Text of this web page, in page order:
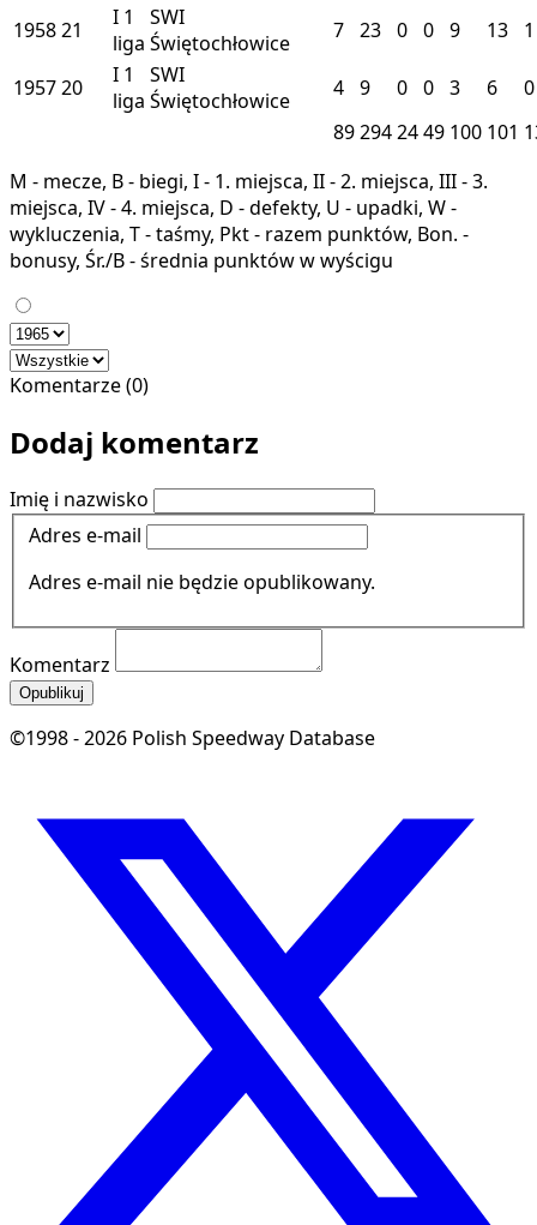
195821 I 1
liga
SWI
Świętochłowice
7 23 0 0 9 13 1
195720 I 1
liga
SWI
Świętochłowice
4 9 0 0 3 6
0
892942449 100 101
M - mecze, B - biegi, I - 1. miejsca, II - 2. miejsca, III - 3.
miejsca, IV - 4. miejsca, D - defekty, U - upadki, W -
wykluczenia, T - taśmy, Pkt - razem punktów, Bon. -
bonusy, Śr./B - średnia punktów w wyścigu
Komentarze (0)
Dodaj komentarz
Imię i nazwisko
Adres e-mail
Adres e-mail nie będzie opublikowany.
Komentarz
Opublikuj
©1998 - 2026 Polish Speedway Database